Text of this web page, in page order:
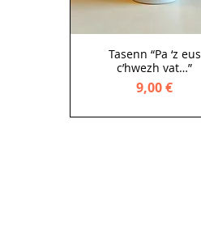
Tasenn “Pa ‘z eus
c’hwezh vat…”
Price
9,00 €